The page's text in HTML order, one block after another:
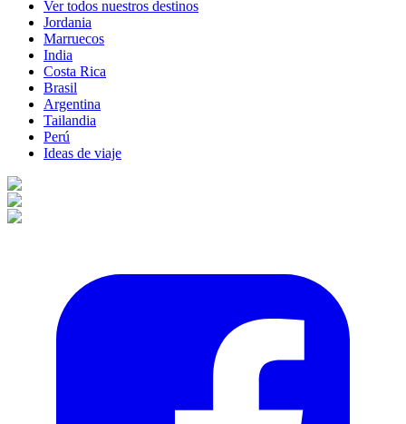
Ver todos nuestros destinos
Jordania
Marruecos
India
Costa Rica
Brasil
Argentina
Tailandia
Perú
Ideas de viaje